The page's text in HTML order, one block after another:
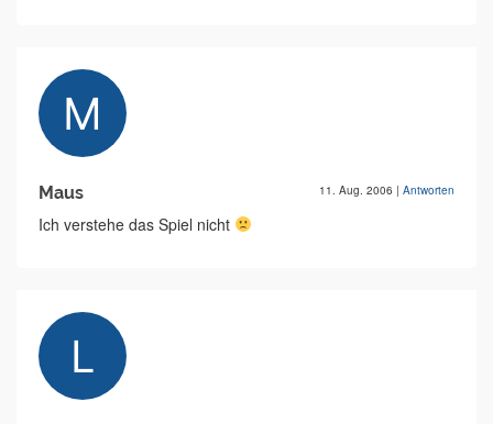
Maus 11. Aug. 2006 | Antworten
Ich verstehe das Spiel nicht